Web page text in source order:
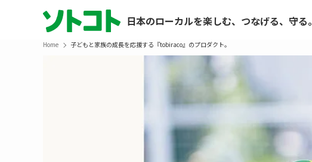
日本のローカルを楽しむ、つなげる、守る。
Home 子どもと家族の成長を応援する『tobiraco』のプロダクト。